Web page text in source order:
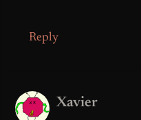
Reply
Xavier